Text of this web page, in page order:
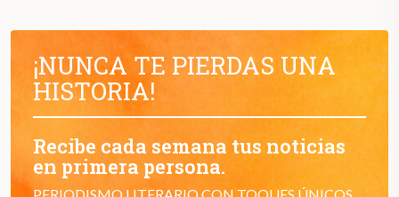
¡NUNCA TE PIERDAS UNA
HISTORIA!
Recibe cada semana tus noticias
en primera persona.